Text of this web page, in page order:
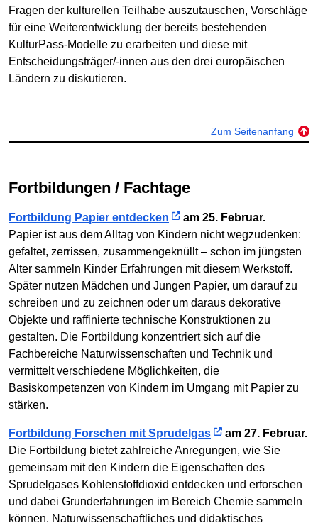
Fragen der kulturellen Teilhabe auszutauschen, Vorschläge
für eine Weiterentwicklung der bereits bestehenden
KulturPass-Modelle zu erarbeiten und diese mit
Entscheidungsträger/-innen aus den drei europäischen
Ländern zu diskutieren.
Zum Seitenanfang
Fortbildungen / Fachtage
Fortbildung Papier entdecken
am 25. Februar.
Papier ist aus dem Alltag von Kindern nicht wegzudenken:
gefaltet, zerrissen, zusammengeknüllt – schon im jüngsten
Alter sammeln Kinder Erfahrungen mit diesem Werkstoff.
Später nutzen Mädchen und Jungen Papier, um darauf zu
schreiben und zu zeichnen oder um daraus dekorative
Objekte und raffinierte technische Konstruktionen zu
gestalten. Die Fortbildung konzentriert sich auf die
Fachbereiche Naturwissenschaften und Technik und
vermittelt verschiedene Möglichkeiten, die
Basiskompetenzen von Kindern im Umgang mit Papier zu
stärken.
Fortbildung Forschen mit Sprudelgas
am 27. Februar.
Die Fortbildung bietet zahlreiche Anregungen, wie Sie
gemeinsam mit den Kindern die Eigenschaften des
Sprudelgases Kohlenstoffdioxid entdecken und erforschen
und dabei Grunderfahrungen im Bereich Chemie sammeln
können. Naturwissenschaftliches und didaktisches